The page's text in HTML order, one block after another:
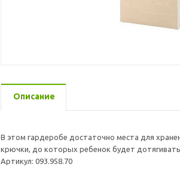
Описание
В этом гардеробе достаточно места для
крючки, до которых ребенок будет
Артикул: 093.958.70